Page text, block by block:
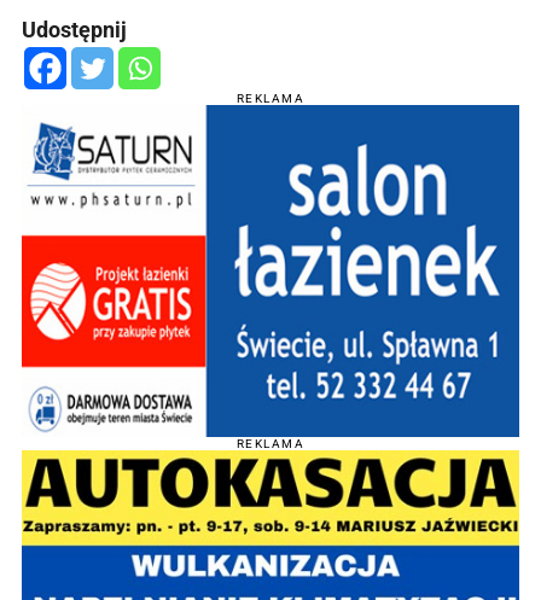
Udostępnij
REKLAMA
REKLAMA